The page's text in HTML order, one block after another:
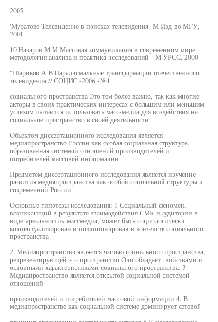
2005
'Муратове Телевидение в поисках телевидения -М Изд-во МГУ,
2001
10 Назаров М М Массовая коммуникация в современном мире
методология анализа и практика исследований - М УРСС, 2000
"Шариков А В Парадигмальные трансформации отечественного
телевидения // СОЦИС -2006 -№1
социального пространства Это тем более важно, так как многие
акторы в своих практических интересах с большим или меньшим
успехом пытаются использовать масс-медиа для воздействия на
социальное пространство в своей деятельности
Объектом диссертационного исследования является
медиапространство России как особая социальная структура,
образованная системой отношений производителей и
потребителей массовой информации
Предметом диссертационного исследования является изучение
развития медиапространства как особой социальной структуры в
современной России
Основные гипотезы исследования: 1 Социальный феномен,
возникающий в результате взаимодействия СМК и аудитории в
виде «реальности» массмедиа, может быть социологически
концептуализирован и позиционирован в контексте социального
пространства
2. Медиапространство является частью социального пространства,
репрезентирующей это пространство Оно обладает свойствами и
основными характеристиками социального пространства. 3
Медиапространство является открытой социальной системой
отношений
производителей и потребителей массовой информации 4. В
медиапространстве как социальной системе доминирует сетевой